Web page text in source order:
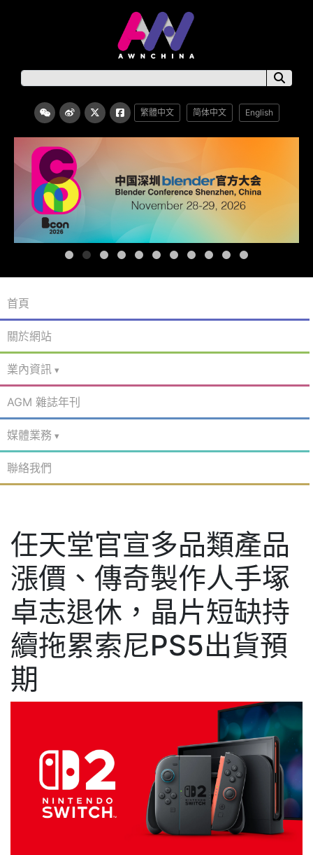
繁體中文 简体中文 English
首頁
關於網站
業內資訊
AGM 雜誌年刊
媒體業務
聯絡我們
任天堂官宣多品類產品
漲價、傳奇製作人手塚
卓志退休，晶片短缺持
續拖累索尼PS5出貨預
期